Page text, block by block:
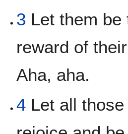
3 Let them
reward of
Aha, aha.
4 Let all